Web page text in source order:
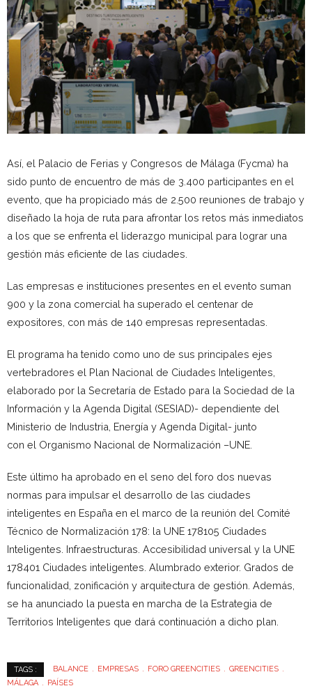
Así, el Palacio de Ferias y Congresos de Málaga (Fycma) ha
sido punto de encuentro de más de 3.400 participantes en el
evento, que ha propiciado más de 2.500 reuniones de trabajo y
diseñado la hoja de ruta para afrontar los retos más inmediatos
a los que se enfrenta el liderazgo municipal para lograr una
gestión más eficiente de las ciudades.
Las empresas e instituciones presentes en el evento suman
900 y la zona comercial ha superado el centenar de
expositores, con más de 140 empresas representadas.
El programa ha tenido como uno de sus principales ejes
vertebradores el Plan Nacional de Ciudades Inteligentes,
elaborado por la Secretaría de Estado para la Sociedad de la
Información y la Agenda Digital (SESIAD)- dependiente del
Ministerio de Industria, Energía y Agenda Digital- junto
con el Organismo Nacional de Normalización –UNE.
Este último ha aprobado en el seno del foro dos nuevas
normas para impulsar el desarrollo de las ciudades
inteligentes en España en el marco de la reunión del Comité
Técnico de Normalización 178: la UNE 178105 Ciudades
Inteligentes. Infraestructuras. Accesibilidad universal y la UNE
178401 Ciudades inteligentes. Alumbrado exterior. Grados de
funcionalidad, zonificación y arquitectura de gestión. Además,
se ha anunciado la puesta en marcha de la Estrategia de
Territorios Inteligentes que dará continuación a dicho plan.
TAGS : BALANCE EMPRESAS FORO GREENCITIES
GREENCITIES
MÁLAGA
PAÍSES